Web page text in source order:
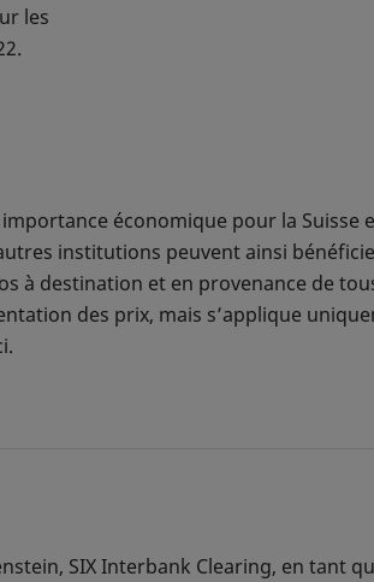
les
économique pour la Suisse
institutions peuvent ainsi
à destination et en provenance de
des prix, mais s’applique
SIX Interbank Clearing, en tant